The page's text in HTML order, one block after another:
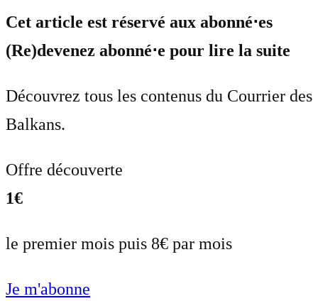
Cet article est réservé aux abonné⋅es
(Re)devenez abonné⋅e pour lire la suite
Découvrez tous les contenus du Courrier des
Balkans.
Offre découverte
1€
le premier mois puis 8€ par mois
Je m'abonne